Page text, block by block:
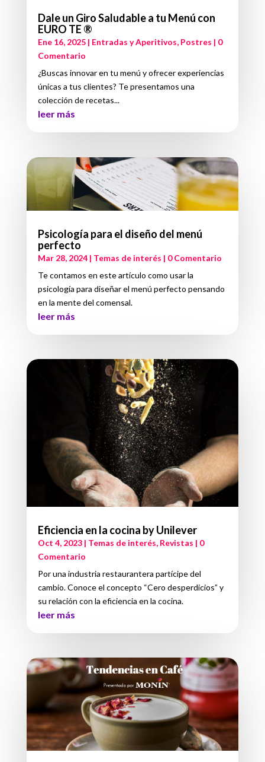
Dale un Giro Saludable a tu Menú con
EURO TE ®
Ene 16, 2025| Entradas y Aperitivos, Postres | 0
Comentario
¿Buscas innovar en tu menú y ofrecer experiencias
únicas a tus clientes? Te presentamos una
colección de recetas...
leer más
Psicología para el diseño del menú
perfecto
Mar 28, 2024| Temas de interés | 0 Comentario
Te contamos en este artículo como usar la
psicología para diseñar el menú perfecto pensando
en la mente del comensal.
leer más
Eficiencia en la cocina by Unilever
Oct 4, 2023| Temas de interés, Revistas | 0
Comentario
Por una industria restaurantera partícipe del
cambio. Conoce el concepto “Cero desperdicios” y
su relación con la eficiencia en la cocina.
leer más